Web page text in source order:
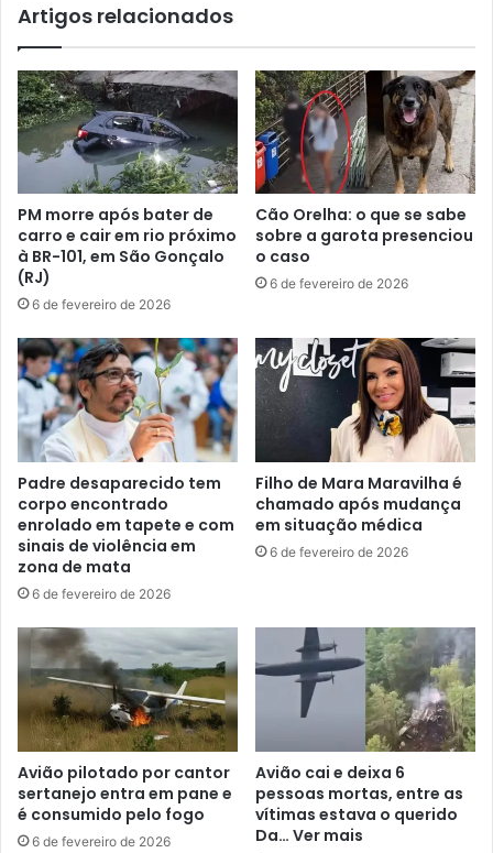
Artigos relacionados
PM morre após bater de
carro e cair em rio próximo
à BR-101, em São Gonçalo
(RJ)
6 de fevereiro de 2026
Cão Orelha: o que se sabe
sobre a garota presenciou
o caso
6 de fevereiro de 2026
Padre desaparecido tem
corpo encontrado
enrolado em tapete e com
sinais de violência em
zona de mata
6 de fevereiro de 2026
Filho de Mara Maravilha é
chamado após mudança
em situação médica
6 de fevereiro de 2026
Avião pilotado por cantor
sertanejo entra em pane e
é consumido pelo fogo
6 de fevereiro de 2026
Avião cai e deixa 6
pessoas mortas, entre as
vítimas estava o querido
Da… Ver mais